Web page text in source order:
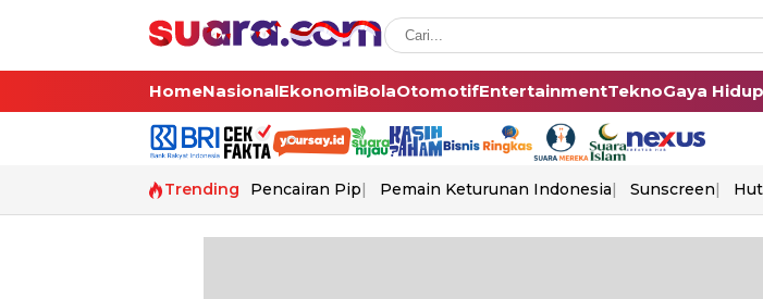
HomeNasionalEkonomiBolaOtomotifEntertainmentTeknoGaya Hidup
Trending Pencairan Pip Pemain Keturunan Indonesia Sunscreen